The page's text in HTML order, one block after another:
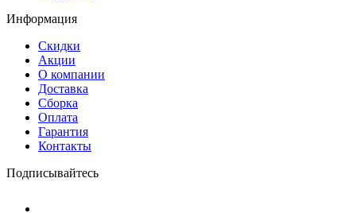
Информация
Скидки
Акции
О компании
Доставка
Сборка
Оплата
Гарантия
Контакты
Подписывайтесь